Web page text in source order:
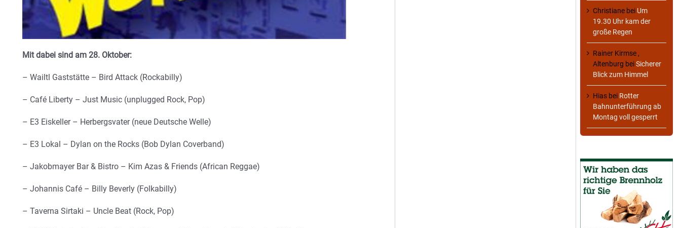
Mit dabei sind am 28. Oktober:
– Wailtl Gaststätte – Bird Attack (Rockabilly)
– Café Liberty – Just Music (unplugged Rock, Pop)
– E3 Eiskeller – Herbergsvater (neue Deutsche Welle)
– E3 Lokal – Dylan on the Rocks (Bob Dylan Coverband)
– Jakobmayer Bar & Bistro – Kim Azas & Friends (African Reggae)
– Johannis Café – Billy Beverly (Folkabilly)
– Taverna Sirtaki – Uncle Beat (Rock, Pop)
Christiane bei Um
19.30 Uhr kam der
große Regen
Rainer Kirmse ,
Altenburg beiSicherer
Blick zum Himmel
Hias bei Rotter
Bahnunterführung ab
Montag voll gesperrt